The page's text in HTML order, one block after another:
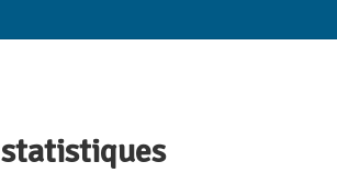
statistiques